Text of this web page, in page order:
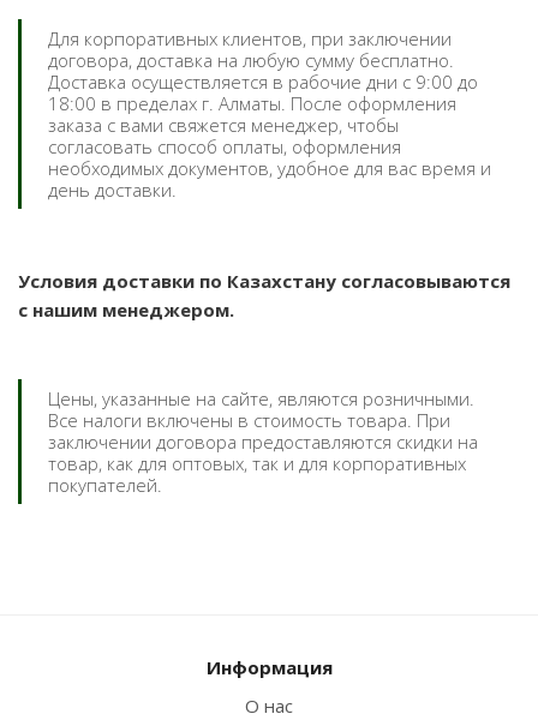
Для корпоративных клиентов, при заключении
договора, доставка на любую сумму бесплатно.
Доставка осуществляется в рабочие дни с 9:00 до
18:00 в пределах г. Алматы. После оформления
заказа с вами свяжется менеджер, чтобы
согласовать способ оплаты, оформления
необходимых документов, удобное для вас время и
день доставки.
Условия доставки по Казахстану согласовываются
с нашим менеджером.
Цены, указанные на сайте, являются розничными.
Все налоги включены в стоимость товара. При
заключении договора предоставляются скидки на
товар, как для оптовых, так и для корпоративных
покупателей.
Информация
О нас